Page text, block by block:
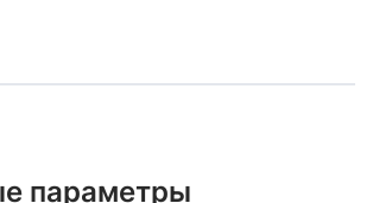
параметры